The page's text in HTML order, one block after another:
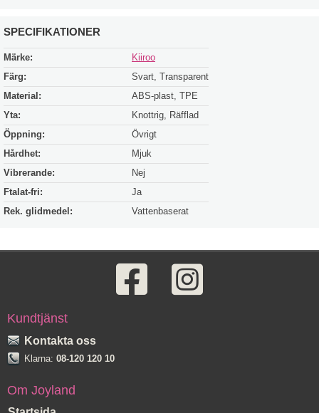
SPECIFIKATIONER
Märke:
Kiiroo
Färg:
Svart, Transparent
Material:
ABS-plast, TPE
Yta:
Knottrig, Räfflad
Öppning:
Övrigt
Hårdhet:
Mjuk
Vibrerande:
Nej
Ftalat-fri:
Ja
Rek. glidmedel:
Vattenbaserat
Kundtjänst
Kontakta oss
Klarna: 08-120 120 10
Om Joyland